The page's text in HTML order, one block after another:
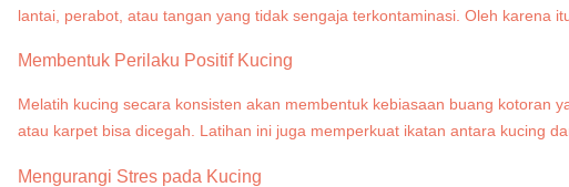
lantai, perabot, atau tangan yang tidak sengaja terkontaminasi. Oleh karena
Membentuk Perilaku Positif Kucing
Melatih kucing secara konsisten akan membentuk kebiasaan buang kotoran
atau karpet bisa dicegah. Latihan ini juga memperkuat ikatan antara kucing
Mengurangi Stres pada Kucing